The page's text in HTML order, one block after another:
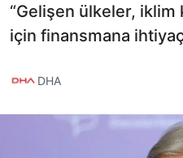
“Gelişen ülkeler,
için finansmana
DHA